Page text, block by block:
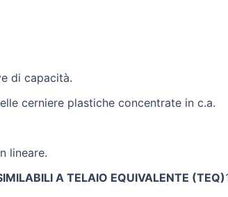
di capacità.
cerniere plastiche concentrate in c.a.
lineare.
A TELAIO EQUIVALENTE (TEQ)